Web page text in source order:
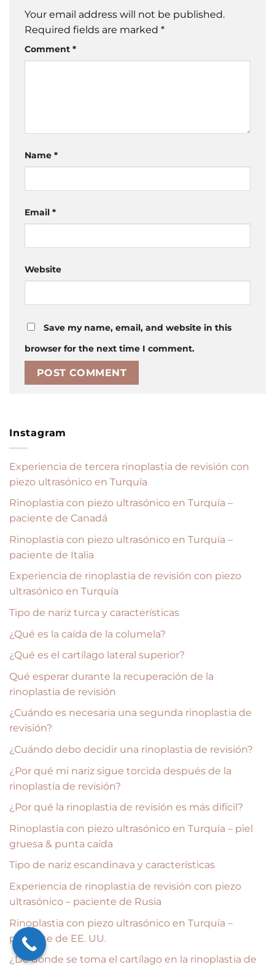
Your email address will not be published.
Required fields are marked *
Comment *
Name *
Email *
Website
Save my name, email, and website in this
browser for the next time I comment.
Instagram
Experiencia de tercera rinoplastia de revisión con
piezo ultrasónico en Turquía
Rinoplastia con piezo ultrasónico en Turquía –
paciente de Canadá
Rinoplastia con piezo ultrasónico en Turquía –
paciente de Italia
Experiencia de rinoplastia de revisión con piezo
ultrasónico en Turquía
Tipo de nariz turca y características
¿Qué es la caída de la columela?
¿Qué es el cartílago lateral superior?
Qué esperar durante la recuperación de la
rinoplastia de revisión
¿Cuándo es necesaria una segunda rinoplastia de
revisión?
¿Cuándo debo decidir una rinoplastia de revisión?
¿Por qué mi nariz sigue torcida después de la
rinoplastia de revisión?
¿Por qué la rinoplastia de revisión es más difícil?
Rinoplastia con piezo ultrasónico en Turquía – piel
gruesa & punta caída
Tipo de nariz escandinava y características
Experiencia de rinoplastia de revisión con piezo
ultrasónico – paciente de Rusia
Rinoplastia con piezo ultrasónico en Turquía –
paciente de EE. UU.
¿De dónde se toma el cartílago en la rinoplastia de